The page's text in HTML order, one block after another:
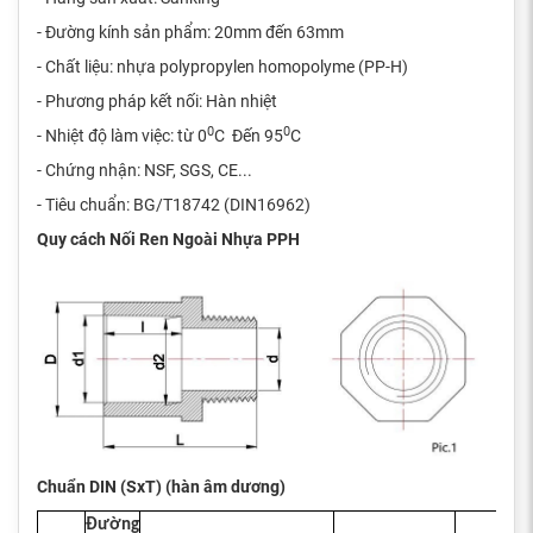
- Đường kính sản phẩm: 20mm đến 63mm
- Chất liệu: nhựa polypropylen homopolyme (PP-H)
- Phương pháp kết nối: Hàn nhiệt
- Nhiệt độ làm việc: từ 00C Đến 950C
- Chứng nhận: NSF, SGS, CE...
- Tiêu chuẩn: BG/T18742 (DIN16962)
Quy cách Nối Ren Ngoài Nhựa PPH
Chuẩn DIN (SxT) (hàn âm dương)
Đường